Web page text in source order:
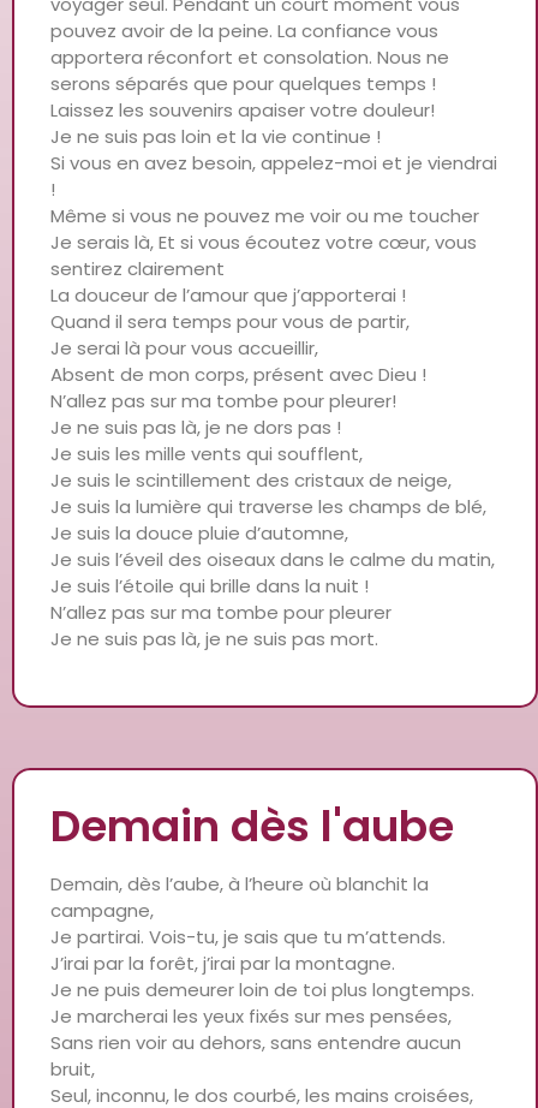
pouvez avoir de la peine. La confiance vous
apportera réconfort et consolation. Nous ne
serons séparés que pour quelques temps !
Laissez les souvenirs apaiser votre douleur!
Je ne suis pas loin et la vie continue !
Si vous en avez besoin, appelez-moi et je viendrai
!
Même si vous ne pouvez me voir ou me toucher
Je serais là, Et si vous écoutez votre cœur, vous
sentirez clairement
La douceur de l’amour que j’apporterai !
Quand il sera temps pour vous de partir,
Je serai là pour vous accueillir,
Absent de mon corps, présent avec Dieu !
N’allez pas sur ma tombe pour pleurer!
Je ne suis pas là, je ne dors pas !
Je suis les mille vents qui soufflent,
Je suis le scintillement des cristaux de neige,
Je suis la lumière qui traverse les champs de blé,
Je suis la douce pluie d’automne,
Je suis l’éveil des oiseaux dans le calme du matin,
Je suis l’étoile qui brille dans la nuit !
N’allez pas sur ma tombe pour pleurer
Je ne suis pas là, je ne suis pas mort.
Demain dès l'aube
Demain, dès l’aube, à l’heure où blanchit la
campagne,
Je partirai. Vois-tu, je sais que tu m’attends.
J’irai par la forêt, j’irai par la montagne.
Je ne puis demeurer loin de toi plus longtemps.
Je marcherai les yeux fixés sur mes pensées,
Sans rien voir au dehors, sans entendre aucun
bruit,
Seul, inconnu, le dos courbé, les mains croisées,